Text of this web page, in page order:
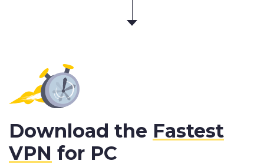
Download the Fastest
VPN for PC